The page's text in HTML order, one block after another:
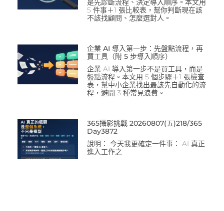
是先診斷流程、決定導入順序。本文用
5 件事＋1 張比較表，幫你判斷現在該
不該找顧問、怎麼選對人。
企業 AI 導入第一步：先盤點流程，再
買工具（附 5 步導入順序）
企業 AI 導入第一步不是買工具，而是
盤點流程。本文用 5 個步驟＋1 張檢查
表，幫中小企業找出最該先自動化的流
程，避開 3 種常見浪費。
365攝影挑戰 20260807(五)218/365
Day3872
說明： 今天我更確定一件事： AI 真正
進入工作之